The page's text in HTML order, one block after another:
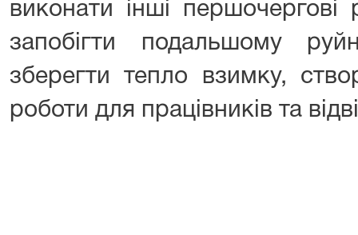
виконати інші
запобігти подальшому
зберегти тепло взимку,
роботи для працівників та